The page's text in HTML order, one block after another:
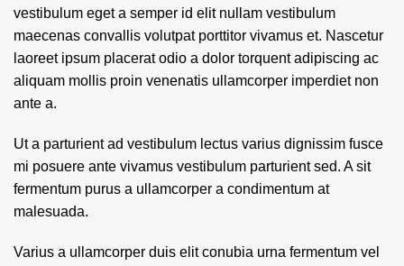
vestibulum eget a semper id elit nullam vestibulum
maecenas convallis volutpat porttitor vivamus et. Nascetur
laoreet ipsum placerat odio a dolor torquent adipiscing ac
aliquam mollis proin venenatis ullamcorper imperdiet non
ante a.
Ut a parturient ad vestibulum lectus varius dignissim fusce
mi posuere ante vivamus vestibulum parturient sed. A sit
fermentum purus a ullamcorper a condimentum at
malesuada.
Varius a ullamcorper duis elit conubia urna fermentum vel